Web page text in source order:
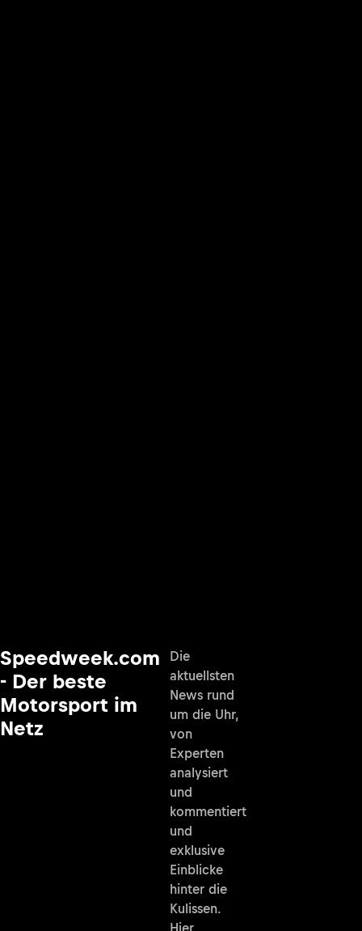
Speedweek.com
- Der beste
Motorsport im
Netz
Die
aktuellsten
News rund
um die Uhr,
von
Experten
analysiert
und
kommentiert
und
exklusive
Einblicke
hinter die
Kulissen.
Hier